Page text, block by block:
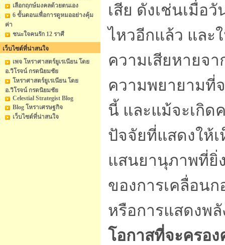
เลือกฤกษ์มงคลด้วยตนเอง
6 ขั้นตอนเพื่อการดูหมออย่างคุ้ม
ค่า
ชนะใจคนรัก 12 ราศี
เว็บไซต์ที่น่าสนใจ
เพจ โหราศาสตร์ยูเรเนียน โดย
อ.วิโรจน์ กรดนิยมชัย
โหราศาสตร์ยูเรเนียน โดย
อ.วิโรจน์ กรดนิยมชัย
Celestial Strategist Blog
Blog โหราเศรษฐกิจ
เว็บไซต์ที่น่าสนใจ
เสีย ดังเช่นเมื่อ
ไหวอีกแล้ว และ
ความเสียหายจ
ความพยายามที่
นี้ และแม้จะเกิด
ปัจจัยที่แสดงให้
แสนยานุภาพที่ยิ่
ของการเคลื่อน
หรือการแสดงพ
โอกาสที่จะครอ